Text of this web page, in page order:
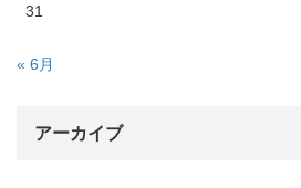
31
« 6月
アーカイブ